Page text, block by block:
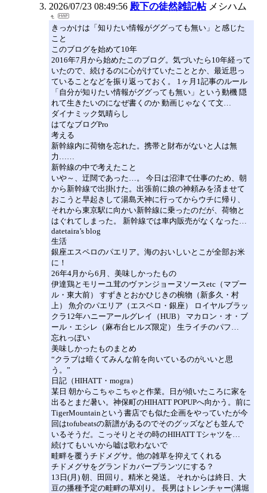
2026/07/23 08:49:56 殿下の徒然雑記帖 メシハム
きっかけは「知りたい情報がググっても無い」と感じた
こと
このブログを始めて10年
2016年7月から始めたこのブログ。気づいたら10年経って
いたので、続けるのに心がけていたこととか、最近思っ
ていることなどを振り返っておく。 1ヶ月1記事のルール
「自分が知りたい情報がググっても無い」という動機 隠
れて生きたいのになぜ書くのか 動画じゃなくて文…
ダイナミック気晴らし
はてなブログPro
考える
新幹線内に荷物を忘れた。携帯と財布がないと人は無
力……
新幹線の中で考えたこと
いや～、迂闊であった…。 今日は沼津で仕事のため、朝
から新幹線で出掛けた。出張前に娘の神頼みを済ませて
おこうと早起きして湯島天神に行ってからウチに帰り、
それから東京駅に向かい新幹線に乗ったのだが、荷物と
はぐれてしまった。 新幹線では車内販売がなくなった…
datetaira’s blog
生活
銀座エスペロのパエリア。海のおいしいとこが全部お米
に！
26年4月から6月、美味しかったもの
伊達鶏とモリーユ茸のヴァンジョーヌソースetc（マプー
ル・東大前） すずきとおかひじきの椀物（新多久・村
上） 魚介のパエリア（エスペロ・銀座） ロイヤルブラッ
クラ12年ハニーアールグレイ（HUB） マカロン・オ・ブ
ール・エシレ（麻布台ヒルズ限定） 生ライチのパフ…
忘れっぽい
美味しかったものまとめ
“クラブは暗くてみんな前を向いているのがいいと思
う。”
日記（HIHATT・mogra）
某日 朝からこちゃこちゃと作業。日が傾いたころに家を
出るとまだ暑い。神保町のHIHATT POPUPへ向かう。前に
TigerMountainという書店でも似た企画をやっていたが今
回はtofubeatsの新譜があるのでそのグッズなども並んで
いるそうだ。こっそりとその時のHIHATT Tシャツを…
続けてもいいから嘘は歌わないで
畦畔を覆うチドメグサ。他の雑草を抑えてくれる
チドメグサをグランドカバープランツにする？
13日(月) 朝、田回り。精米と発送。 それからは終日、大
豆の播種予定の畦畔の草刈り。 長男はトレンチャー(溝堀